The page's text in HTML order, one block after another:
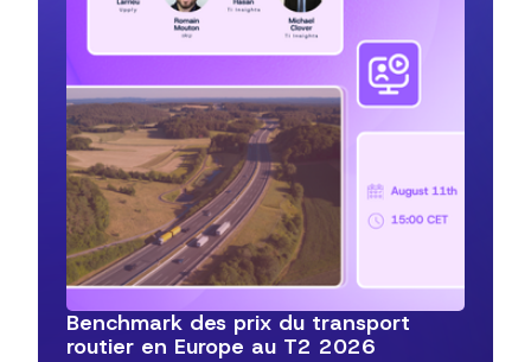
Benchmark des prix du transport
routier en Europe au T2 2026